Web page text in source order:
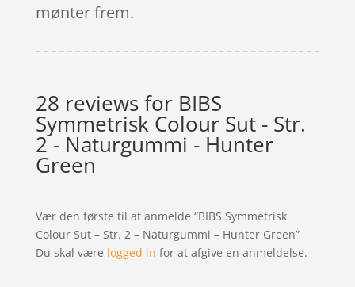
mønter frem.
28 reviews for BIBS
Symmetrisk Colour Sut - Str.
2 - Naturgummi - Hunter
Green
Vær den første til at anmelde “BIBS Symmetrisk
Colour Sut – Str. 2 – Naturgummi – Hunter Green”
Du skal være logged in for at afgive en anmeldelse.